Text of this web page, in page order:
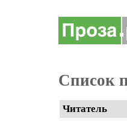
Список
Читатель